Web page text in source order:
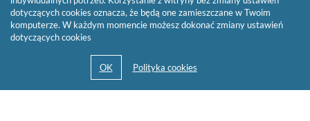
dotyczących cookies oznacza, że będą one zamieszczane w Twoim
komputerze. W każdym momencie możesz dokonać zmiany ustawień
dotyczących cookies